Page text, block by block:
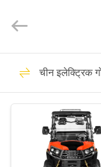
उत्पादों
Vehicle
Co.,Ltd.
Reserved.
फोर
चीन इलेक्ट्रिक